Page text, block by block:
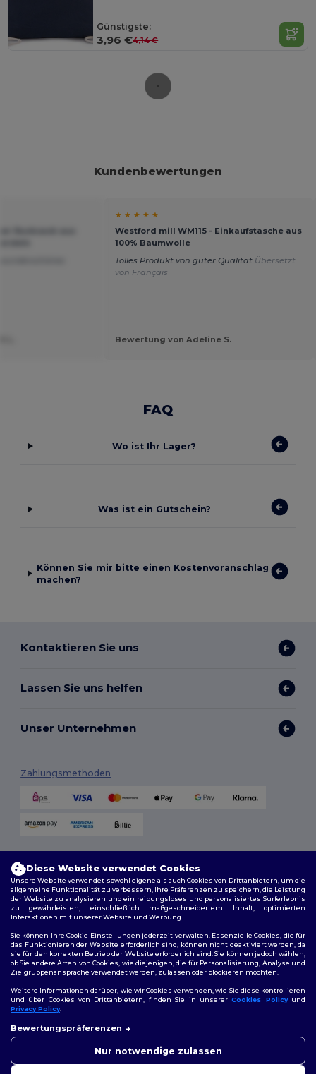
Günstigste:
3,96 €4,14 €
Kundenbewertungen
★ ★ ★ ★ ★
Westford mill WM115 - Einkaufstasche aus
100% Baumwolle
Tolles Produkt von guter Qualität Übersetzt
von Français
Bewertung von Adeline S.
FAQ
Wo ist Ihr Lager?
Was ist ein Gutschein?
Können Sie mir bitte einen Kostenvoranschlag
machen?
Kontaktieren Sie uns
Lassen Sie uns helfen
Unser Unternehmen
Zahlungsmethoden
Allgemeine Geschäftsbedingungen
Datenschutzbestimmungen|Cookie-Richtlinie|Site Map
Folge uns
Diese Website verwendet Cookies
Unsere Website verwendet sowohl eigene als auch Cookies von Drittanbietern, um die
allgemeine Funktionalität zu verbessern, Ihre Präferenzen zu speichern, die Leistung
der Website zu analysieren und ein reibungsloses und personalisiertes Surferlebnis
zu gewährleisten, einschließlich maßgeschneidertem Inhalt, optimierten
Interaktionen mit unserer Website und Werbung.
Sie können Ihre Cookie-Einstellungen jederzeit verwalten. Essenzielle Cookies, die für
das Funktionieren der Website erforderlich sind, können nicht deaktiviert werden, da
sie für den korrekten Betrieb der Website erforderlich sind. Sie können jedoch wählen,
ob Sie andere Arten von Cookies, wie diejenigen, die für Personalisierung, Analyse und
Zielgruppenansprache verwendet werden, zulassen oder blockieren möchten.
Weitere Informationen darüber, wie wir Cookies verwenden, wie Sie diese kontrollieren
und über Cookies von Drittanbietern, finden Sie in unsererCookies Policyund
Privacy Policy.
Bewertungspräferenzen
Nur notwendige zulassen
uns jederzeit kontaktieren.